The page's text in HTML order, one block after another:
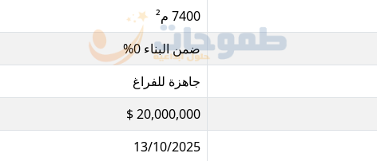
7400 م²
ضمن البناء 0%
جاهزة للفراغ
20,000,000 $
13/10/2025